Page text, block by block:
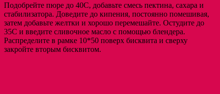
Подобрейте пюре до 40С, добавьте смесь пектина, сахара и
стабилизатора. Доведите до кипения, постоянно помешивая,
затем добавьте желтки и хорошо перемешайте. Остудите до
35С и введите сливочное масло с помощью блендера.
Распределите в рамке 10*50 поверх бисквита и сверху
закройте вторым бисквитом.